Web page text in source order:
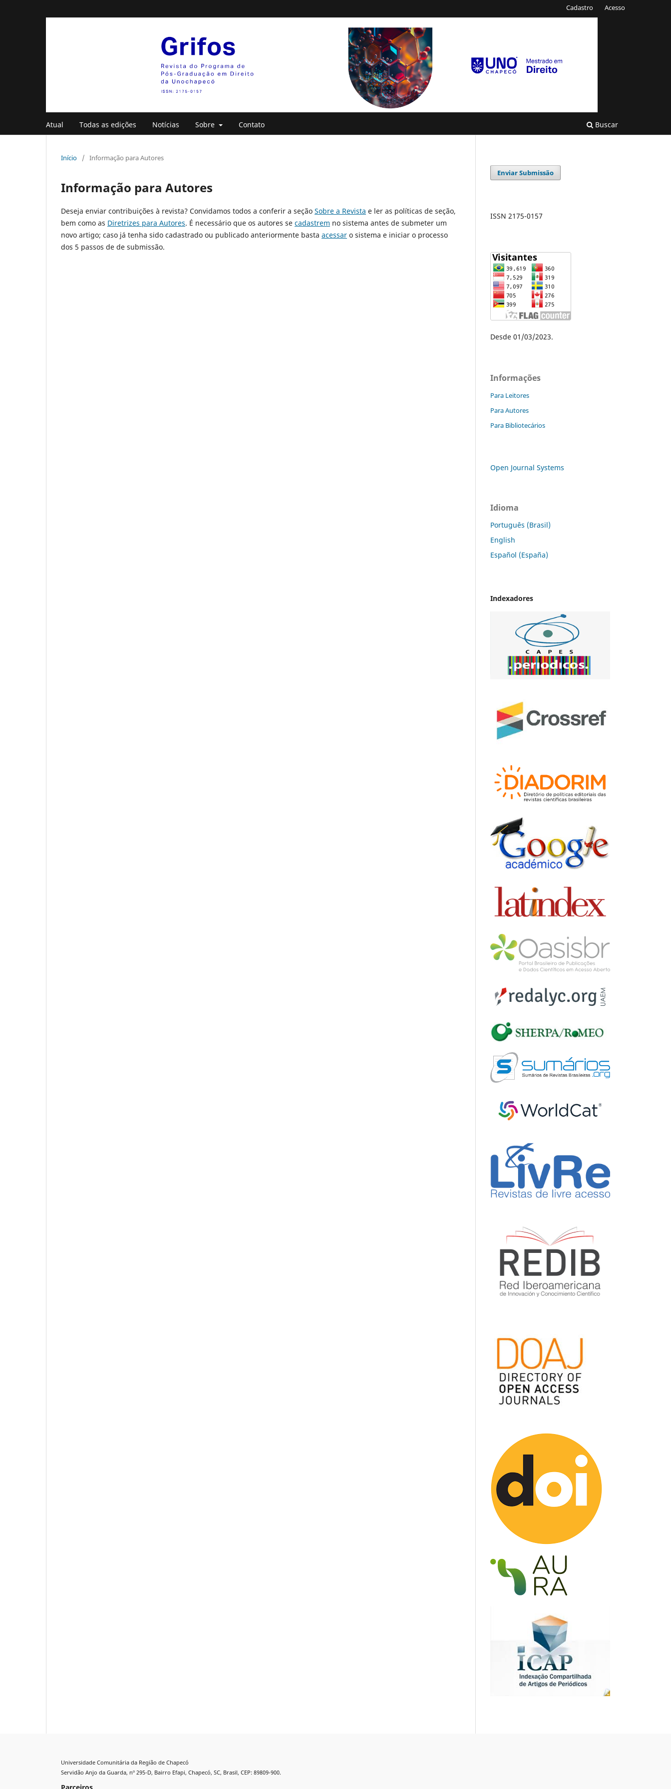
Atual Todas as edições Notícias Sobre Contato Buscar
Cadastro Acesso
Início / Informação para Autores
Informação para Autores
Deseja enviar contribuições à revista? Convidamos todos a conferir a seção Sobre a Revista e ler as políticas de seção,
bem como as Diretrizes para Autores. É necessário que os autores se cadastrem no sistema antes de submeter um
novo artigo; caso já tenha sido cadastrado ou publicado anteriormente basta acessar o sistema e iniciar o processo
dos 5 passos de de submissão.
Enviar Submissão
ISSN 2175-0157
Desde 01/03/2023.
Informações
Para Leitores
Para Autores
Para Bibliotecários
Open Journal Systems
Idioma
Português (Brasil)
English
Español (España)
Indexadores
Universidade Comunitária da Região de Chapecó
Servidão Anjo da Guarda, nº 295-D, Bairro Efapi, Chapecó, SC, Brasil, CEP: 89809-900.